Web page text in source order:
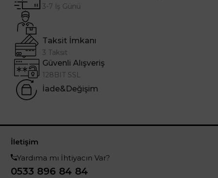
3-7 İş Günü
Taksit İmkanı
3 Taksit
Güvenli Alışveriş
128BIT SSL
İade&Değişim
İletişim
Yardıma mı İhtiyacın Var?
0533 896 84 84